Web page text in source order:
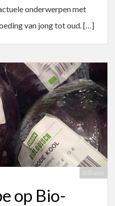
onderwerpen met
van jong tot oud. […]
0 Shares
op Bio-